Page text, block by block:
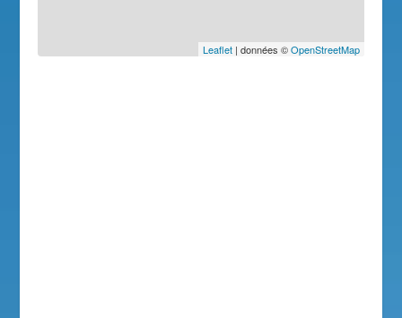
Leaflet| données ©OpenStreetMap